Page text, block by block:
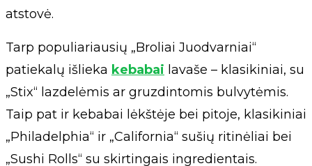
atstovė.
Tarp populiariausių „Broliai Juodvarniai“
patiekalų išlieka kebabai lavaše – klasikiniai, su
„Stix“ lazdelėmis ar gruzdintomis bulvytėmis.
Taip pat ir kebabai lėkštėje bei pitoje, klasikiniai
„Philadelphia“ ir „California“ sušių ritinėliai bei
„Sushi Rolls“ su skirtingais ingredientais.